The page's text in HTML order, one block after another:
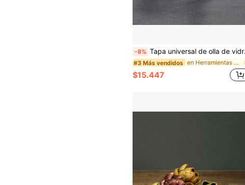
-8% Tapa universal de olla de vidrio templado redonda - Tapa de sartén antivuelcos con perilla visible, accesorios de cocina
#3 Más vendidos en Herramientas de protección contra salpicaduras
$15.447